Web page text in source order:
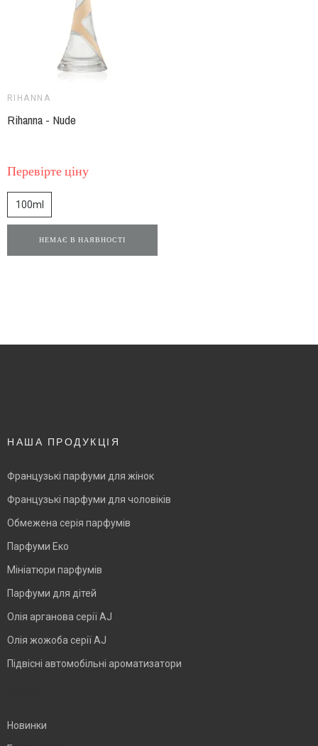
RIHANNA
Rihanna - Nude
Перевірте ціну
100ml
НЕМАЄ В НАЯВНОСТІ
НАША ПРОДУКЦІЯ
Французькі парфуми для жінок
Французькі парфуми для чоловіків
Обмежена серія парфумів
Парфуми Еко
Мініатюри парфумів
Парфуми для дітей
Олія арганова серії AJ
Олія жожоба серії AJ
Підвісні автомобільні ароматизатори
Новинки